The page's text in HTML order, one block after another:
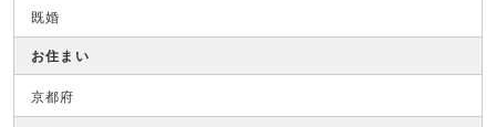
既婚
お住まい
京都府